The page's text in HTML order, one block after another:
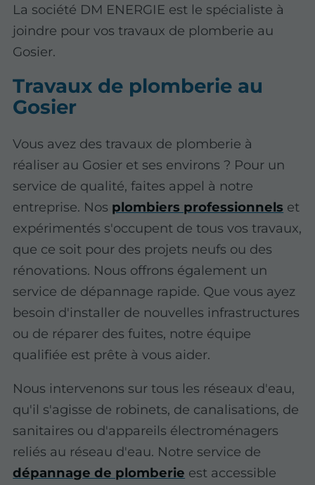
La société DM ENERGIE est le spécialiste à
joindre pour vos travaux de plomberie au
Gosier.
Travaux de plomberie au
Gosier
Vous avez des travaux de plomberie à
réaliser au Gosier et ses environs ? Pour un
service de qualité, faites appel à notre
entreprise. Nos plombiers professionnels et
expérimentés s'occupent de tous vos travaux,
que ce soit pour des projets neufs ou des
rénovations. Nous offrons également un
service de dépannage rapide. Que vous ayez
besoin d'installer de nouvelles infrastructures
ou de réparer des fuites, notre équipe
qualifiée est prête à vous aider.
Nous intervenons sur tous les réseaux d'eau,
qu'il s'agisse de robinets, de canalisations, de
sanitaires ou d'appareils électroménagers
reliés au réseau d'eau. Notre service de
dépannage de plomberie est accessible